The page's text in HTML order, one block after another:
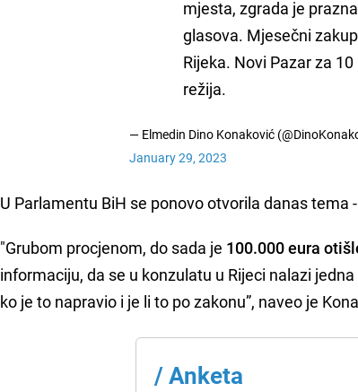
mjesta, zgrada je
glasova. Mjesečni
Rijeka. Novi Pazar za
režija.
— Elmedin Dino Konaković
January 29, 2023
U Parlamentu BiH se ponovo otvorila danas tema
"Grubom procjenom, do sada je 100.000 eura
informaciju, da se u konzulatu u Rijeci nalazi
ko je to napravio i je li to po zakonu”, naveo je
/Anketa